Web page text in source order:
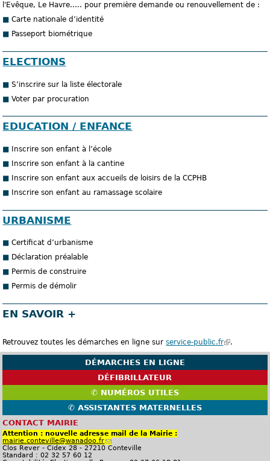
l'Evêque, Le Havre..... pour première demande ou renouvellement de :
Carte nationale d’identité
Passeport biométrique
ELECTIONS
S’inscrire sur la liste électorale
Voter par procuration
EDUCATION / ENFANCE
Inscrire son enfant à l’école
Inscrire son enfant à la cantine
Inscrire son enfant aux accueils de loisirs de la CCPHB
Inscrire son enfant au ramassage scolaire
URBANISME
Certificat d’urbanisme
Déclaration préalable
Permis de construire
Permis de démolir
EN SAVOIR +
Retrouvez toutes les démarches en ligne surservice-public.fr(
l
e
l
i
e
.
DÉMARCHES EN LIGNE
DÉFIBRILLATEUR
✆ NUMÉROS UTILES
✆ ASSISTANTES MATERNELLES
CONTACT MAIRIE
Attention : nouvelle adresse mail de la Mairie :
mairie.conteville@wanadoo.fr(
l
Clos Rever - Cidex 28 - 27210 Conteville
Standard : 02 32 57 60 12